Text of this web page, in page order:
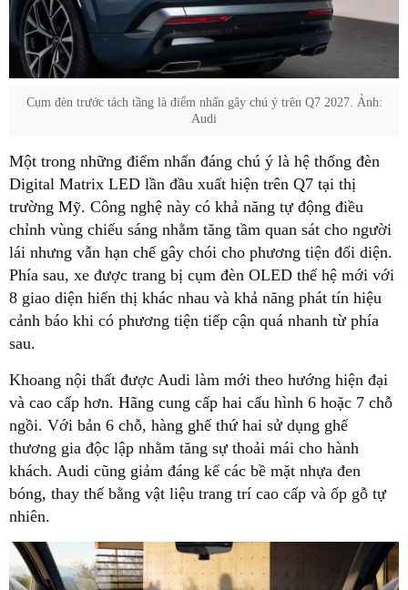
Cụm đèn trước tách tầng là điểm nhấn gây chú ý trên Q7 2027. Ảnh:
Audi
Một trong những điểm nhấn đáng chú ý là hệ thống đèn
Digital Matrix LED lần đầu xuất hiện trên Q7 tại thị
trường Mỹ. Công nghệ này có khả năng tự động điều
chỉnh vùng chiếu sáng nhằm tăng tầm quan sát cho người
lái nhưng vẫn hạn chế gây chói cho phương tiện đối diện.
Phía sau, xe được trang bị cụm đèn OLED thế hệ mới với
8 giao diện hiển thị khác nhau và khả năng phát tín hiệu
cảnh báo khi có phương tiện tiếp cận quá nhanh từ phía
sau.
Khoang nội thất được Audi làm mới theo hướng hiện đại
và cao cấp hơn. Hãng cung cấp hai cấu hình 6 hoặc 7 chỗ
ngồi. Với bản 6 chỗ, hàng ghế thứ hai sử dụng ghế
thương gia độc lập nhằm tăng sự thoải mái cho hành
khách. Audi cũng giảm đáng kể các bề mặt nhựa đen
bóng, thay thế bằng vật liệu trang trí cao cấp và ốp gỗ tự
nhiên.